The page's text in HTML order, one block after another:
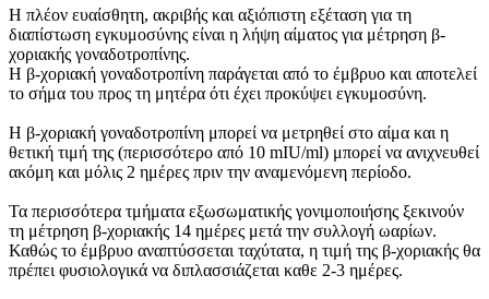
Η πλέον ευαίσθητη, ακριβής και αξιόπιστη εξέταση για τη
διαπίστωση εγκυμοσύνης είναι η λήψη αίματος για μέτρηση β-
χοριακής γοναδοτροπίνης.
Η β-χοριακή γοναδοτροπίνη παράγεται από το έμβρυο και αποτελεί
το σήμα του προς τη μητέρα ότι έχει προκύψει εγκυμοσύνη.
Η β-χοριακή γοναδοτροπίνη μπορεί να μετρηθεί στο αίμα και η
θετική τιμή της (περισσότερο από 10 mIU/ml) μπορεί να ανιχνευθεί
ακόμη και μόλις 2 ημέρες πριν την αναμενόμενη περίοδο.
Τα περισσότερα τμήματα εξωσωματικής γονιμοποιήσης ξεκινούν
τη μέτρηση β-χοριακής 14 ημέρες μετά την συλλογή ωαρίων.
Καθώς το έμβρυο αναπτύσσεται ταχύτατα, η τιμή της β-χοριακής θα
πρέπει φυσιολογικά να διπλασσιάζεται καθε 2-3 ημέρες.